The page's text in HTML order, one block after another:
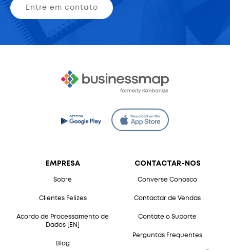
Entre em contato
EMPRESA
Sobre
Clientes Felizes
Acordo de Processamento de
Dados [EN]
Blog
CONTACTAR-NOS
Converse Conosco
Contactar de Vendas
Contate o Suporte
Perguntas Frequentes